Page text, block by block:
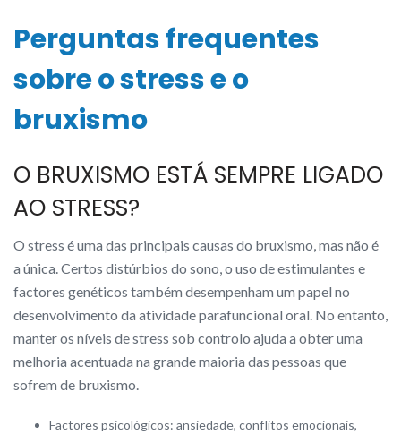
Perguntas frequentes
sobre o stress e o
bruxismo
O BRUXISMO ESTÁ SEMPRE LIGADO
AO STRESS?
O stress é uma das principais causas do bruxismo, mas não é
a única. Certos distúrbios do sono, o uso de estimulantes e
factores genéticos também desempenham um papel no
desenvolvimento da atividade parafuncional oral. No entanto,
manter os níveis de stress sob controlo ajuda a obter uma
melhoria acentuada na grande maioria das pessoas que
sofrem de bruxismo.
Factores psicológicos: ansiedade, conflitos emocionais,